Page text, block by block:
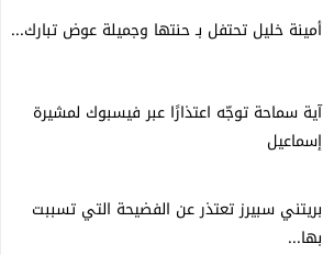
أمينة خليل تحتفل بـ حنتها وجميلة عوض تبارك...
آية سماحة توجّه اعتذارًا عبر فيسبوك لمشيرة
إسماعيل
بريتني سبيرز تعتذر عن الفضيحة التي تسببت
بها...